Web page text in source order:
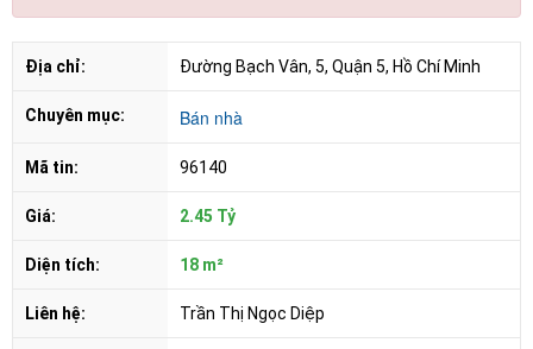
Địa chỉ: Đường Bạch Vân, 5, Quận 5, Hồ Chí Minh
Chuyên mục: Bán nhà
Mã tin: 96140
Giá: 2.45 Tỷ
Diện tích: 18 m²
Liên hệ: Trần Thị Ngọc Diệp